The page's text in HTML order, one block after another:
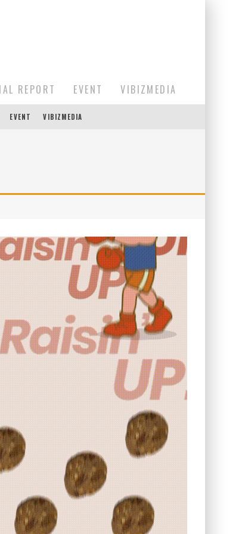
REPORT EVENT VIBIZMEDIA
EVENT VIBIZMEDIA